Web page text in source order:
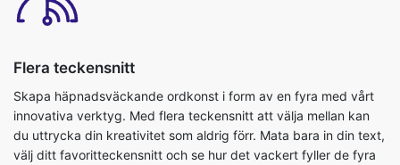
Flera teckensnitt
Skapa häpnadsväckande ordkonst i form av en fyra med vårt
innovativa verktyg. Med flera teckensnitt att välja mellan kan
du uttrycka din kreativitet som aldrig förr. Mata bara in din text,
välj ditt favoritteckensnitt och se hur det vackert fyller de fyra